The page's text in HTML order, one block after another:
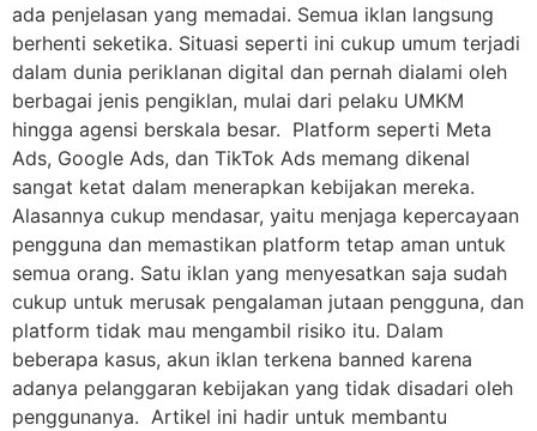
ada penjelasan yang memadai. Semua iklan langsung
berhenti seketika. Situasi seperti ini cukup umum terjadi
dalam dunia periklanan digital dan pernah dialami oleh
berbagai jenis pengiklan, mulai dari pelaku UMKM
hingga agensi berskala besar. Platform seperti Meta
Ads, Google Ads, dan TikTok Ads memang dikenal
sangat ketat dalam menerapkan kebijakan mereka.
Alasannya cukup mendasar, yaitu menjaga kepercayaan
pengguna dan memastikan platform tetap aman untuk
semua orang. Satu iklan yang menyesatkan saja sudah
cukup untuk merusak pengalaman jutaan pengguna, dan
platform tidak mau mengambil risiko itu. Dalam
beberapa kasus, akun iklan terkena banned karena
adanya pelanggaran kebijakan yang tidak disadari oleh
penggunanya. Artikel ini hadir untuk membantu